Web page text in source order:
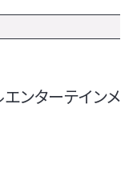
ンターテインメ